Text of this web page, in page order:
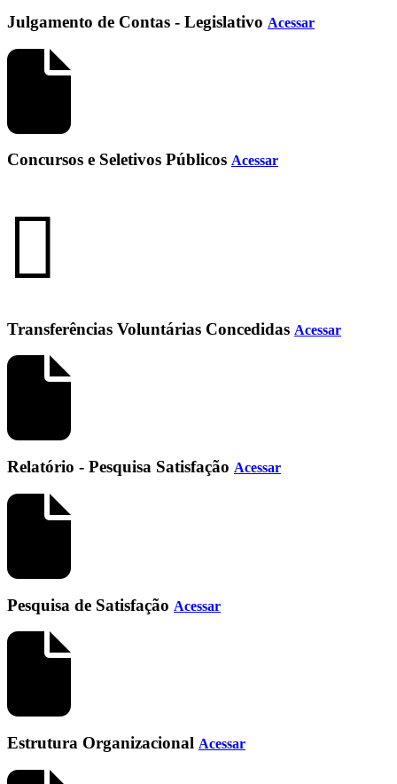
Julgamento de Contas - Legislativo Acessar
Concursos e Seletivos Públicos Acessar
Transferências Voluntárias Concedidas Acessar
Relatório - Pesquisa Satisfação Acessar
Pesquisa de Satisfação Acessar
Estrutura Organizacional Acessar